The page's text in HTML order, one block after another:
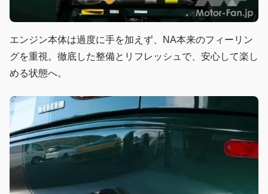
エンジン本体は過度に手を加えず、NA本来のフィーリン
グを重視。徹底した整備とリフレッシュで、安心して楽し
める状態へ。